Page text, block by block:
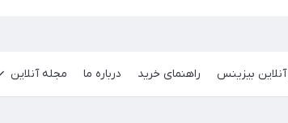
بیزینس راهنمای خرید درباره ما مجله آنلاین